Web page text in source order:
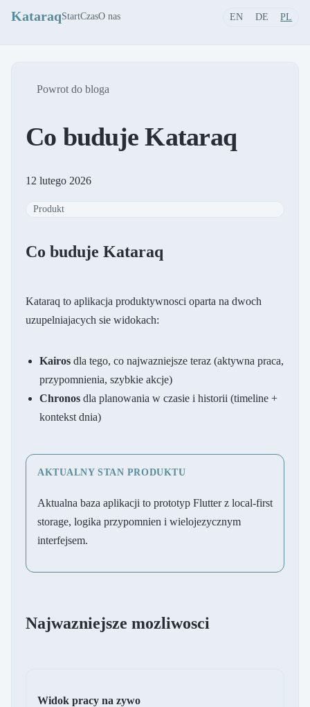
KataraqStartCzasO nas EN DE PL
Powrot do bloga
Co buduje Kataraq
12 lutego 2026
Produkt
Co buduje Kataraq
Kataraq to aplikacja produktywnosci oparta na dwoch
uzupelniajacych sie widokach:
Kairos dla tego, co najwazniejsze teraz (aktywna praca,
przypomnienia, szybkie akcje)
Chronos dla planowania w czasie i historii (timeline +
kontekst dnia)
AKTUALNY STAN PRODUKTU
Aktualna baza aplikacji to prototyp Flutter z local-first
storage, logika przypomnien i wielojezycznym
interfejsem.
Najwazniejsze mozliwosci
Widok pracy na zywo